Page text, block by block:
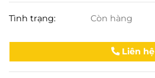
Tình trạng: Còn hàng
Liên hệ